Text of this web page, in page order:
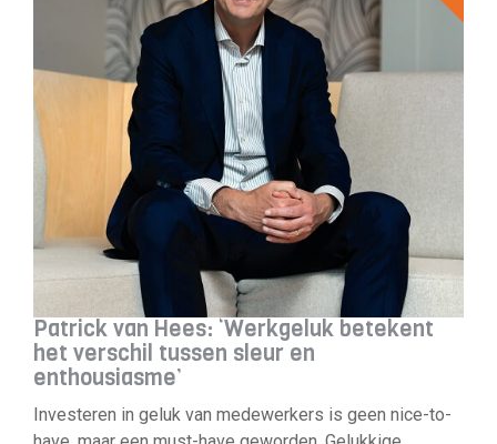
Patrick van Hees: ‘Werkgeluk betekent
het verschil tussen sleur en
enthousiasme’
Investeren in geluk van medewerkers is geen nice-to-